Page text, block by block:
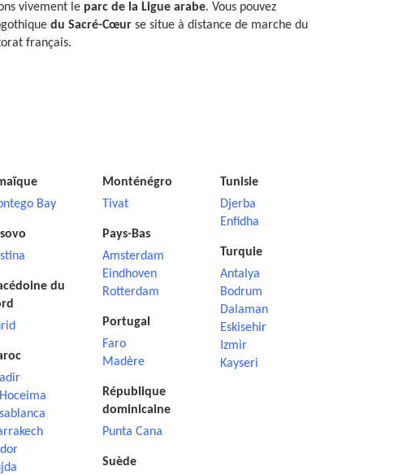
vivement le parc de la Ligue arabe. Vous pouvez
du Sacré-Cœur se situe à distance de marche du
français.
Bay
du
Monténégro
Tivat
Pays-Bas
Amsterdam
Eindhoven
Rotterdam
Portugal
Faro
Madère
République
dominicaine
Punta Cana
Suède
Tunisie
Djerba
Enfidha
Turquie
Antalya
Bodrum
Dalaman
Eskisehir
Izmir
Kayseri